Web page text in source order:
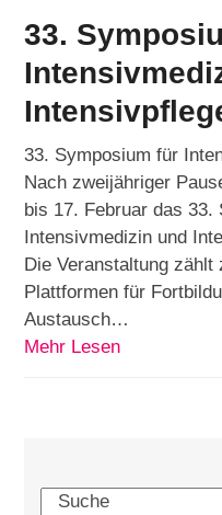
33.
33. Symposium für
Nach zweijähriger
bis 17. Februar das 33.
Intensivmedizin und
Die Veranstaltung
Plattformen für
Austausch…
Mehr Lesen
Search